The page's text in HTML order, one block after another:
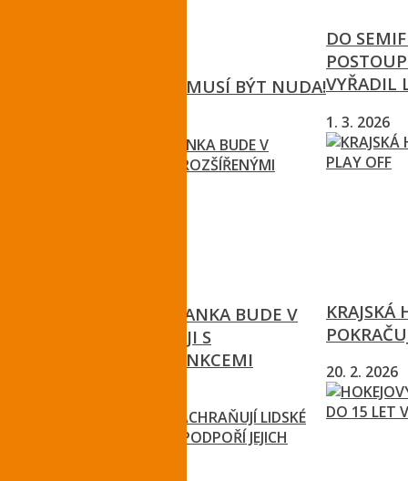
TÉMA ZDRAVÍ NEMUSÍ BÝT NUDA!
APLIKACE ZÁCHRANKA BUDE V
LIBERECKÉM KRAJI S
ROZŠÍŘENÝMI FUNKCEMI
DO
VYŘADIL
1. 3. 2026
KRAJSKÁ
20. 2. 2026